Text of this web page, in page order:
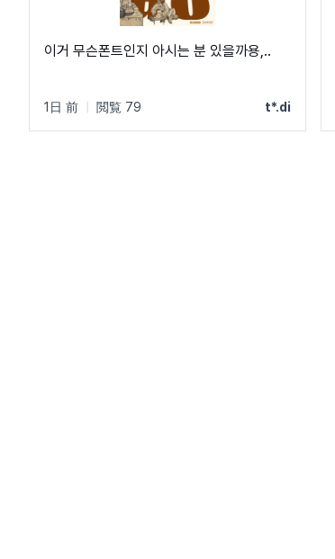
이거 무슨폰트인지 아시는 분 있을까용,..
1日 前 閲覧 79 t*.di